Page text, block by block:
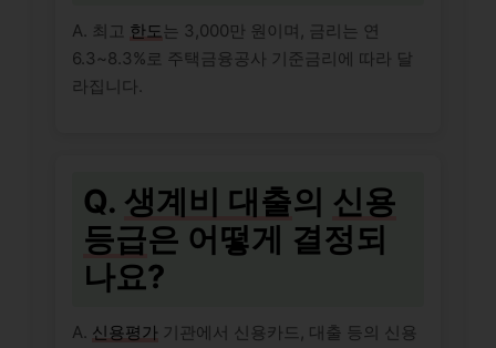
A. 최고 한도 는 3,000만 원이며, 금리는 연
6.3~8.3%로 주택금융공사 기준금리에 따라 달
라집니다.
Q. 생계비 대출의 신용
등급은 어떻게 결정되
나요?
A. 신용평가 기관에서 신용카드, 대출 등의 신용